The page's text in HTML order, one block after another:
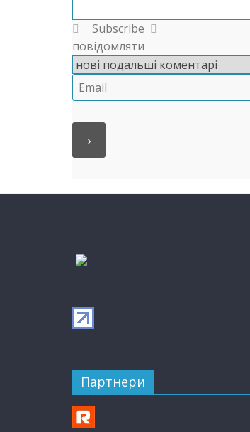
Subscribe
повідомляти
Партнери